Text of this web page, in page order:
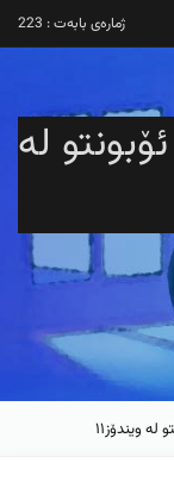
ژمارەی بابەت : 223
لە
ویندۆز١١